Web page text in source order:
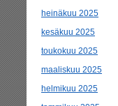
heinäkuu 2025
kesäkuu 2025
toukokuu 2025
maaliskuu 2025
helmikuu 2025